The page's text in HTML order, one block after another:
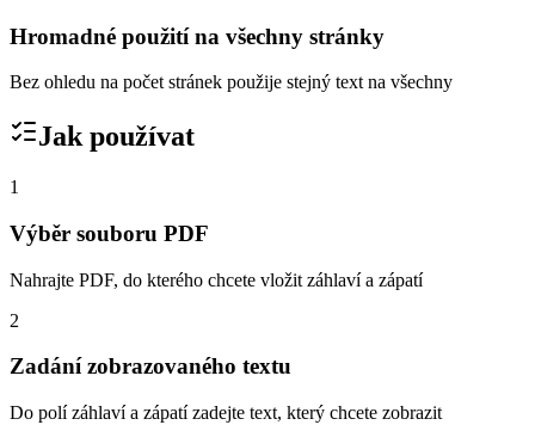
Hromadné použití na všechny stránky
Bez ohledu na počet stránek použije stejný text na všechny
Jak používat
1
Výběr souboru PDF
Nahrajte PDF, do kterého chcete vložit záhlaví a zápatí
2
Zadání zobrazovaného textu
Do polí záhlaví a zápatí zadejte text, který chcete zobrazit